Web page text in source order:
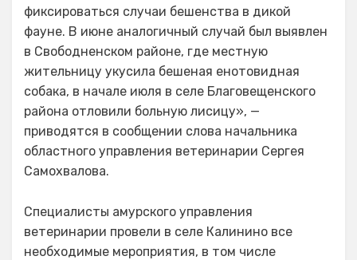
фиксироваться случаи бешенства в дикой
фауне. В июне аналогичный случай был выявлен
в Свободненском районе, где местную
жительницу укусила бешеная енотовидная
собака, в начале июля в селе Благовещенского
района отловили больную лисицу», —
приводятся в сообщении слова начальника
областного управления ветеринарии Сергея
Самохвалова.
Специалисты амурского управления
ветеринарии провели в селе Калинино все
необходимые мероприятия, в том числе